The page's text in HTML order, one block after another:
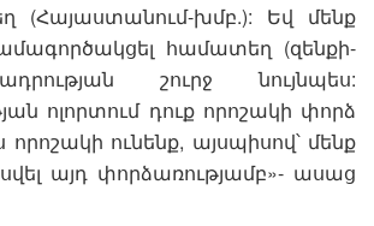
(Հայաստանում-խմբ.): Եվ մենք
համատեղ (զենքի-
շուրջ նույնպես:
ոլորտում դուք որոշակի փորձ
որոշակի ունենք, այսպիսով՝ մենք
այդ փորձառությամբ»- ասաց